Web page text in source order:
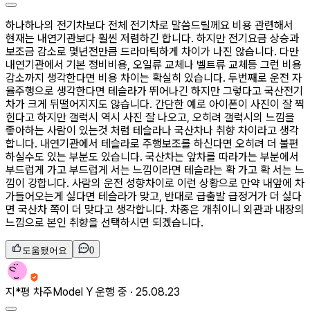
하나하나의 전기차보다 전체 전기차로 말씀드릴께요 비용 관련해서
현재는 내연기관보다 훨씬 저렴하긴 합니다. 하지만 전기요금 상승과
보조금 감소로 몇년전만큼 드라마틱하게 차이가 나진 않습니다. 다만
내연기관에서 기본 정비비용, 오일류 교체나 벨트류 교체등 그런 비용
감소까지 생각한다면 비용 차이는 확실히 있습니다. 두번째로 운전 자
율주행으로 생각한다면 테슬라가 뛰어나긴 하지만 그렇다고 국산전기
차가 크게 뒤떨어지지도 않습니다. 간단한 예로 아이폰이 사진이 잘 찍
힌다고 하지만 갤럭시 역시 사진 잘 나오고, 오히려 갤럭시의 느낌을
좋아하는 사람이 있는것 처럼 테슬라나 국산차나 취향 차이라고 생각
합니다. 내연기관에서 테슬라로 주행보조를 하신다면 오히려 더 불편
하실수도 있는 부분도 있습니다. 국산차는 앞차를 따라가는 부분에서
부드럽게 가고 부드럽게 서는 느낌이라면 테슬라는 확 가고 확 서는 느
낌이 강합니다. 사람의 운전 성향차이로 이런 상황으로 만약 내앞에 차
가들어오는게 싫다면 테슬라가 맞고, 반대로 급출발 급정거가 더 싫다
면 국산차 쪽이 더 맞다고 생각합니다. 차종은 개취이니 외관과 내장의
느낌으로 본인 취향을 선택하시면 되겠습니다.
도움됐어요 0
지*평 차주Model Y 운행 중 · 25.08.23